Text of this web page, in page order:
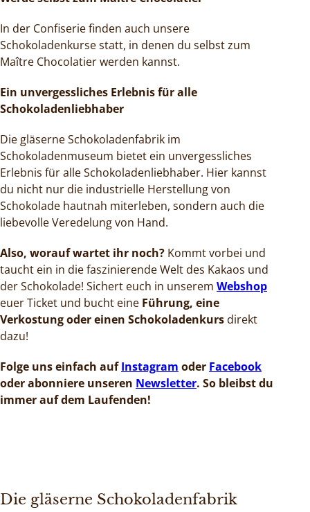
In der Confiserie finden auch unsere
Schokoladenkurse statt, in denen du selbst zum
Maître Chocolatier werden kannst.
Ein unvergessliches Erlebnis für alle
Schokoladenliebhaber
Die gläserne Schokoladenfabrik im
Schokoladenmuseum bietet ein unvergessliches
Erlebnis für alle Schokoladenliebhaber. Hier kannst
du nicht nur die industrielle Herstellung von
Schokolade hautnah miterleben, sondern auch die
liebevolle Veredelung von Hand.
Also, worauf wartet ihr noch? Kommt vorbei und
taucht ein in die faszinierende Welt des Kakaos und
der Schokolade! Sichert euch in unserem Webshop
euer Ticket und bucht eine Führung, eine
Verkostung oder einen Schokoladenkursdirekt
dazu!
Folge uns einfach aufInstagram oder Facebook
oder abonniere unseren Newsletter. So bleibst du
immer auf dem Laufenden!
Die gläserne Schokoladenfabrik